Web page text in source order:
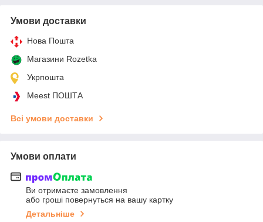
Умови доставки
Нова Пошта
Магазини Rozetka
Укрпошта
Meest ПОШТА
Всі умови доставки
Умови оплати
Ви отримаєте замовлення
або гроші повернуться на вашу картку
Детальніше